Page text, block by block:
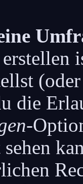
die
-